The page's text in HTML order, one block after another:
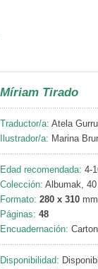
Míriam Tirado
Traductor/a: Atela
Ilustrador/a: Marina
Edad recomendada: 4-
Colección: Albumak, 40
Formato: 280 x 310 mm
Páginas: 48
Encuadernación:
Disponibilidad: